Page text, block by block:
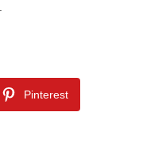
Pinterest